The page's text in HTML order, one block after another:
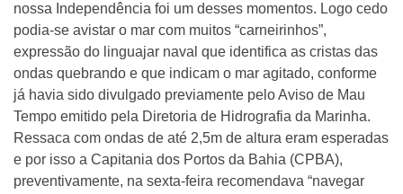
nossa Independência foi um desses momentos. Logo cedo
podia-se avistar o mar com muitos “carneirinhos”,
expressão do linguajar naval que identifica as cristas das
ondas quebrando e que indicam o mar agitado, conforme
já havia sido divulgado previamente pelo Aviso de Mau
Tempo emitido pela Diretoria de Hidrografia da Marinha.
Ressaca com ondas de até 2,5m de altura eram esperadas
e por isso a Capitania dos Portos da Bahia (CPBA),
preventivamente, na sexta-feira recomendava “navegar